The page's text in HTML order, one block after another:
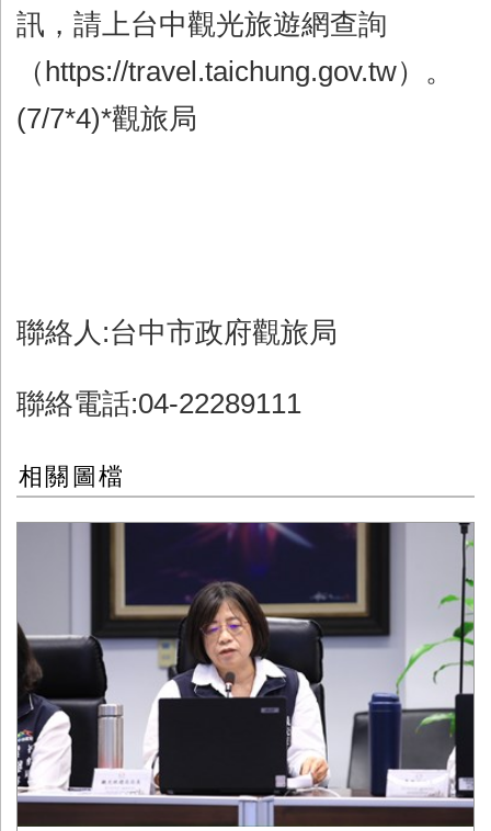
訊，請上台中觀光旅遊網查詢
（https://travel.taichung.gov.tw）。
(7/7*4)*觀旅局
聯絡人:台中市政府觀旅局
聯絡電話:04-22289111
相關圖檔